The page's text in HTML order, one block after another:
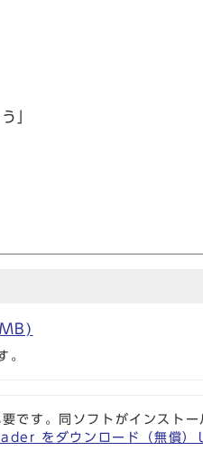
」
。
す。同ソフトがインストー
をダウンロード（無償）